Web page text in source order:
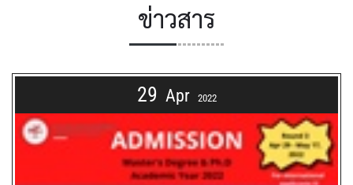
ข่าวสาร
29 Apr 2022